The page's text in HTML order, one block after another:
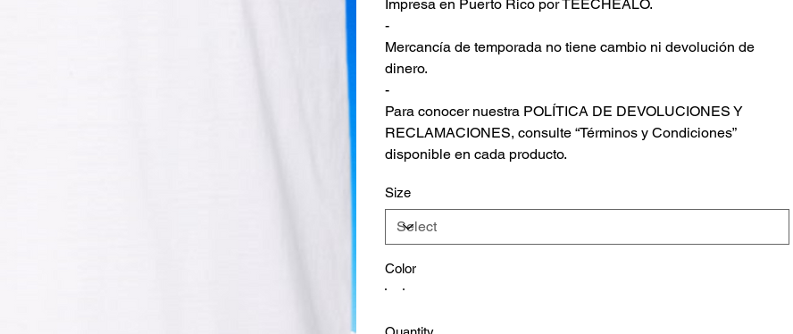
Impresa en Puerto Rico por TEECHEALO.
-
Mercancía de temporada no tiene cambio ni devolución de
dinero.
-
Para conocer nuestra POLÍTICA DE DEVOLUCIONES Y
RECLAMACIONES, consulte “Términos y Condiciones”
disponible en cada producto.
Size
Color